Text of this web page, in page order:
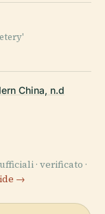
China, n.d
· verificato ·
→